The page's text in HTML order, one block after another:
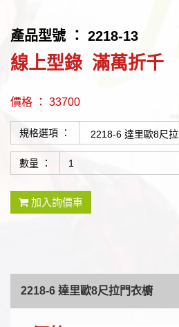
產品型號 ： 2218-13
線上型錄 滿萬折千
價格 ： 33700
規格選項 ：
數量 ：
加入詢價車
2218-6 達里歐8尺拉門衣櫥